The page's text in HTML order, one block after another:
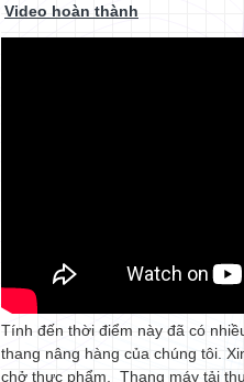
Video hoàn thành
Tính đến thời điểm này đã có
thang nâng hàng của chúng tôi.
chở thực phẩm, Thang máy tải